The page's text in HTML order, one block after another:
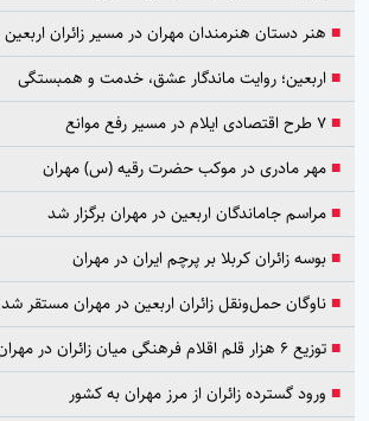
■ هنر دستان هنرمندان مهران در مسیر زائران اربعین
■ اربعین؛ روایت ماندگار عشق، خدمت و همبستگی
■۷ طرح اقتصادی ایلام در مسیر رفع موانع
■مهر مادری در موکب حضرت رقیه (س) مهران
■مراسم جاماندگان اربعین در مهران برگزار شد
■بوسه زائران کربلا بر پرچم ایران در مهران
■ناوگان حمل‌ونقل زائران اربعین در مهران مستقر شد
■توزیع ۶ هزار قلم اقلام فرهنگی میان زائران در مهران
■ ورود گسترده زائران از مرز مهران به کشور